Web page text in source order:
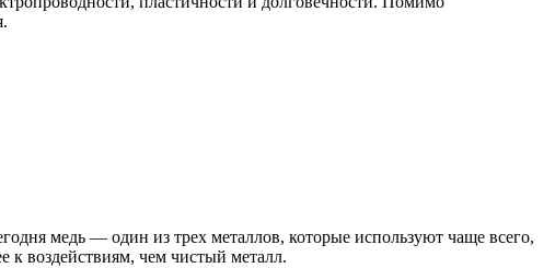
медь — один из трех металлов, которые используют чаще всего,
воздействиям, чем чистый металл.